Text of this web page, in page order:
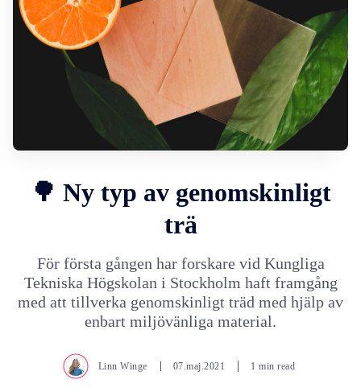
🌳 Ny typ av genomskinligt
trä
För första gången har forskare vid Kungliga
Tekniska Högskolan i Stockholm haft framgång
med att tillverka genomskinligt träd med hjälp av
enbart miljövänliga material.
Linn Winge 07.maj.2021 1 min read